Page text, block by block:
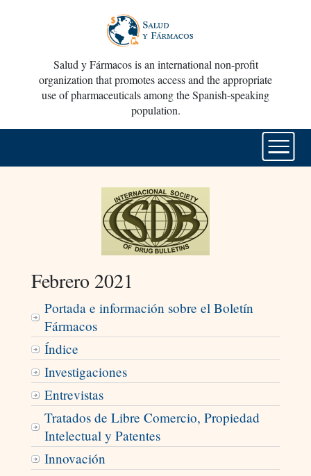
Salud y Fármacos is an international non-profit
organization that promotes access and the appropriate
use of pharmaceuticals among the Spanish-speaking
population.
Febrero 2021
Portada e información sobre el Boletín
Fármacos
Índice
Investigaciones
Entrevistas
Tratados de Libre Comercio, Propiedad
Intelectual y Patentes
Innovación